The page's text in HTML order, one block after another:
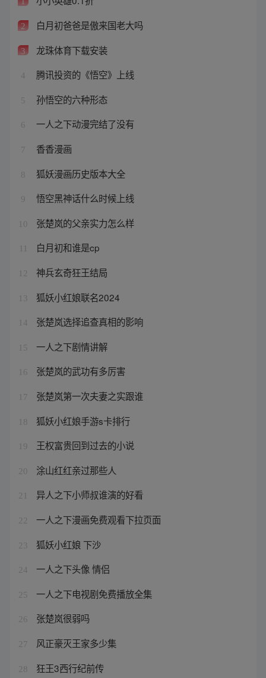
2 白月初爸爸是傲来国老大吗
3 龙珠体育下载安装
4 腾讯投资的《悟空》上线
5 孙悟空的六种形态
6 一人之下动漫完结了没有
7 香香漫画
8 狐妖漫画历史版本大全
9 悟空黑神话什么时候上线
10 张楚岚的父亲实力怎么样
白月初和谁是cp
12 神兵玄奇狂王结局
13 狐妖小红娘联名2024
14 张楚岚选择追查真相的影响
15 一人之下剧情讲解
16 张楚岚的武功有多厉害
17 张楚岚第一次夫妻之实跟谁
18 狐妖小红娘手游s卡排行
19 王权富贵回到过去的小说
20 涂山红红亲过那些人
21 异人之下小师叔谁演的好看
22 一人之下漫画免费观看下拉页面
23 狐妖小红娘 下沙
24 一人之下头像 情侣
25 一人之下电视剧免费播放全集
26 张楚岚很弱吗
27 风正豪灭王家多少集
28 狂王3西行纪前传